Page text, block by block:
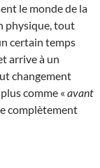
le monde de la
physique, tout
certain temps
arrive à un
changement
comme « avant
complètement